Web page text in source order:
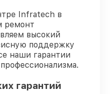
Infratech в
ремонт
высокий
поддержку
наши гарантии
гарантий